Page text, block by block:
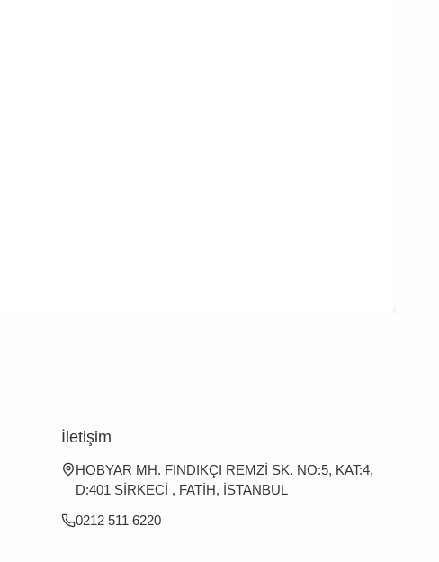
İletişim
HOBYAR MH. FINDIKÇI REMZİ SK. NO:5, KAT:4,
D:401 SİRKECİ , FATİH, İSTANBUL
0212 511 6220